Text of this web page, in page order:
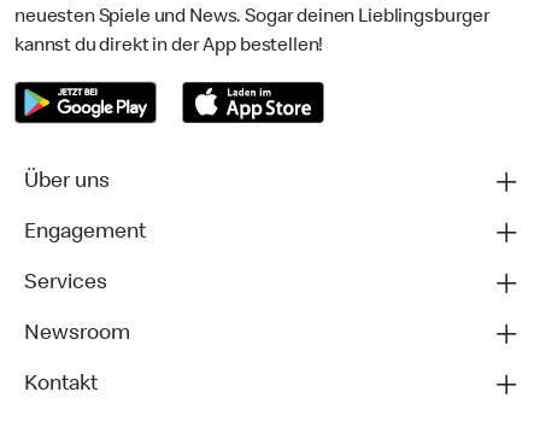
neuesten Spiele und News. Sogar deinen Lieblingsburger
kannst du direkt in der App bestellen!
Über uns
Engagement
Services
Newsroom
Kontakt